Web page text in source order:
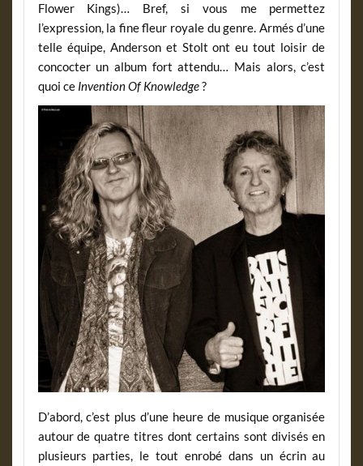
Flower Kings)… Bref, si vous me permettez
l’expression, la fine fleur royale du genre. Armés d’une
telle équipe, Anderson et Stolt ont eu tout loisir de
concocter un album fort attendu… Mais alors, c’est
quoi ce Invention Of Knowledge?
D’abord, c’est plus d’une heure de musique organisée
autour de quatre titres dont certains sont divisés en
plusieurs parties, le tout enrobé dans un écrin au